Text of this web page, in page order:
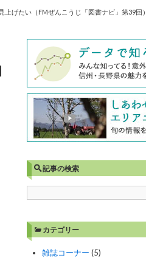
げたい（FMぜんこうじ「図書ナビ」第39回）
記事の検索
カテゴリー
雑誌コーナー (5)